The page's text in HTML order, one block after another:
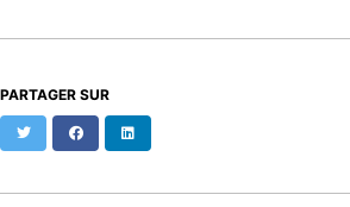
PARTAGER SUR
Twitter Facebook